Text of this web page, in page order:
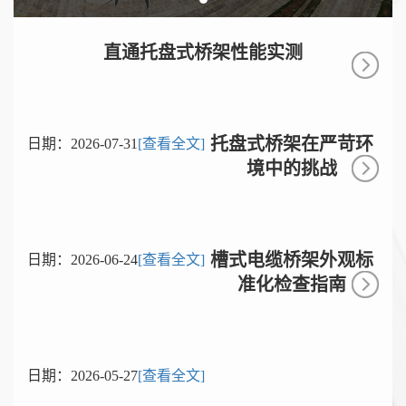
直通托盘式桥架性能实测
[查看全文]
日期： 2026-07-31
托盘式桥架在严苛环
境中的挑战
[查看全文]
日期： 2026-06-24
槽式电缆桥架外观标
准化检查指南
[查看全文]
日期： 2026-05-27